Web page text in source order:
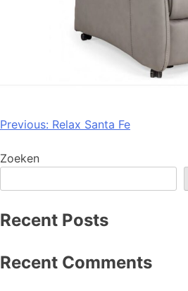
Previous: Relax Santa Fe
Zoeken
Recent Posts
Recent Comments